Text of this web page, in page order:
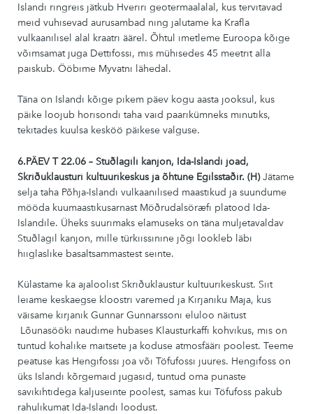
Islandi ringreis jätkub Hveriri geotermaalalal, kus tervitavad
meid vuhisevad aurusambad ning jalutame ka Krafla
vulkaanilisel alal kraatri äärel. Õhtul imetleme Euroopa kõige
võimsamat juga Dettifossi, mis mühisedes 45 meetrit alla
paiskub. Ööbime Myvatni lähedal.
Täna on Islandi kõige pikem päev kogu aasta jooksul, kus
päike loojub horisondi taha vaid paarikümneks minutiks,
tekitades kuulsa kesköö päikese valguse.
6.PÄEV T 22.06 – Stuðlagil i kanjon, Ida-Islandi joad,
Skriðuklausturi kultuurikeskus ja õhtune Egilsstaðir. (H)Jätame
selja taha Põhja-Islandi vulkaanilised maastikud ja suundume
mööda kuumaastikusarnast Möðrudalsöræfi platood Ida-
Islandile. Üheks suurimaks elamuseks on täna muljetavaldav
Stuðlagil kanjon, mille türkiissinine jõgi lookleb läbi
hiiglaslike basalt­sammastest seinte.
Külastame ka ajaloolist Skriðuklaustur kultuurikeskust. Siit
leiame keskaegse kloostri varemed ja Kirjaniku Maja, kus
väisame kirjanik Gunnar Gunnarssoni eluloo näitust
Lõunasööki naudime hubases Klausturkaffi kohvikus, mis on
tuntud kohalike maitsete ja koduse atmosfääri poolest. Teeme
peatuse kas Hengifossi joa või Töfufossi juures. Hengifoss on
üks Islandi kõrgemaid jugasid, tuntud oma punaste
savikihtidega kaljuseinte poolest, samas kui Töfufoss pakub
rahulikumat Ida-Islandi loodust.